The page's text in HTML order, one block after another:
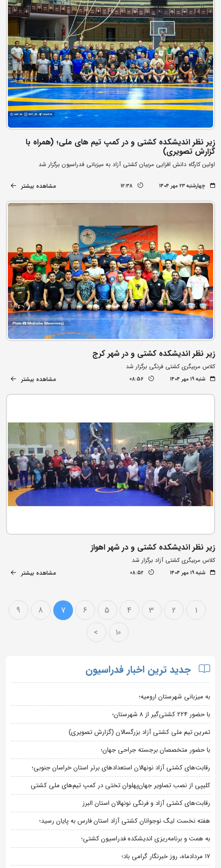
زیر نظر اندیشکده کشتی و در کمپ تیم های ملی؛ (همراه با
گزارش تصویری)
اولین کارگاه دانش افزایی مربیان کشتی آزاد به میزبانی فدراسیون برگزار شد
چهارشنبه ۲۳ مهر ۱۴۰۴ 12:38 مشاهده بیشتر
زیر نظر اندیشکده کشتی و در شهر کرج
کلاس مربیگری کشتی فرنگی برگزار شد
شنبه ۱۹ مهر ۱۴۰۴ 08:56 مشاهده بیشتر
زیر نظر اندیشکده کشتی و در شهر اهواز
کلاس مربیگری کشتی آزاد برگزار شد
شنبه ۱۹ مهر ۱۴۰۴ 08:52 مشاهده بیشتر
1
2
3
4
5
6
7
8
9
10
>
جدید ترین اخبار فدراسیون
به میزبانی شهرستان ارومیه؛
با حضور ۲۲۴ کشتی‌گیر از ۸ شهرستان؛
تمرین تیم ملی کشتی آزاد بزرگسالان (گزارش تصویری)
با حضور متخصصان برجسته جراحی جهان؛
رقابت‌های کشتی آزاد نونهالان استعدادهای برتر استان خراسان جنوبی؛
کلیپی از نصب تصاویر جهان‌پهلوان تختی در کمپ تیم‌های ملی کشتی
رقابت‌های کشتی آزاد و فرنگی نونهالان استان البرز
هفته نخست لیگ نوجوانان کشتی آزاد استان فارس به پایان رسید؛
به همت و برنامه‌ریزی اندیشکده فدراسیون کشتی؛
۱۷ مردادماه، روز خبرنگار گرامی باد؛